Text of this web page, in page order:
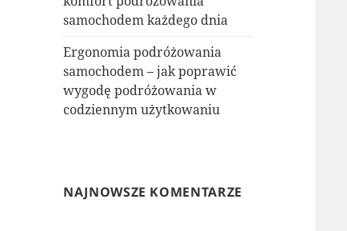
samochodem każdego dnia
Ergonomia podróżowania
samochodem – jak poprawić
wygodę podróżowania w
codziennym użytkowaniu
NAJNOWSZE KOMENTARZE